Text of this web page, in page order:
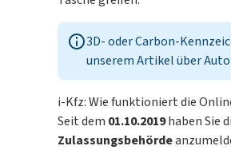
3D- oder Carbon-
unserem Artikel über
i-Kfz: Wie funktioniert die
Seit dem 01.10.2019haben Sie
Zulassungsbehörde